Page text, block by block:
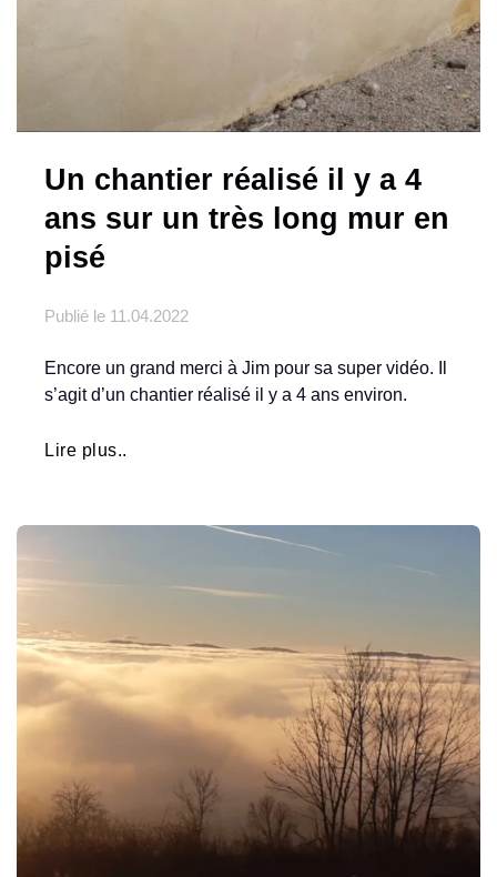
Un chantier réalisé il y a 4
ans sur un très long mur en
pisé
Publié le 11.04.2022
Encore un grand merci à Jim pour sa super vidéo. Il
s’agit d’un chantier réalisé il y a 4 ans environ.
Lire plus..